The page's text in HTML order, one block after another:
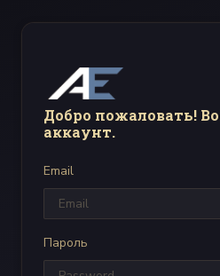
Добро пожаловать!
аккаунт.
Email
Пароль